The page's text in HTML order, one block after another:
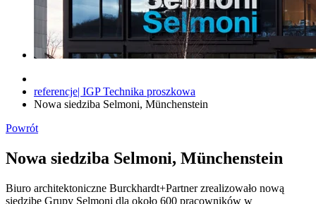
referencje| IGP Technika proszkowa
Nowa siedziba Selmoni, Münchenstein
Powrót
Nowa siedziba Selmoni, Münchenstein
Biuro architektoniczne Burckhardt+Partner zrealizowało nową
siedzibę Grupy Selmoni dla około 600 pracowników w